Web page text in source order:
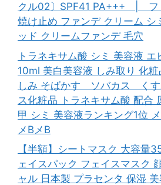
クル02〕SPF41 PA+++ | フ
焼け止め ファンデ クリーム シ
ッド クリームファンデ 毛穴
トラネキサム酸 シミ 美容液 エ
10ml 美白美容液 しみ取り 化粧
しみ そばかす ソバカス くす
ス化粧品 トラネキサム酸 配合
甲 シミ 美容液ランキング1位
メBメB
【半額】シートマスク 大容量
ェイスパック フェイスマスク
ャル 日本製 プラセンタ 保湿